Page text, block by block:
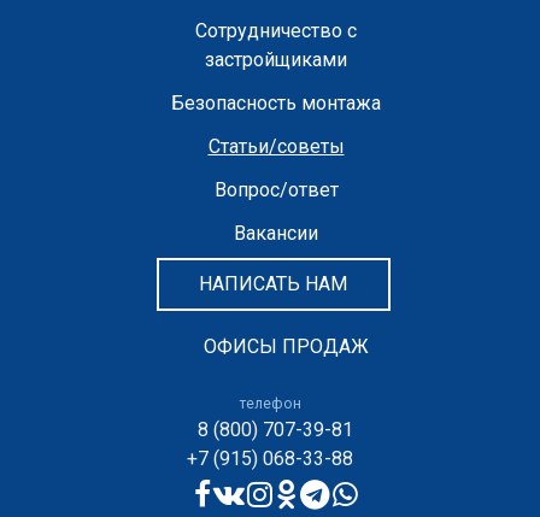
Сотрудничество с
застройщиками
Безопасность монтажа
Статьи/советы
Вопрос/ответ
Вакансии
НАПИСАТЬ НАМ
ОФИСЫ ПРОДАЖ
телефон
8 (800) 707-39-81
+7 (915) 068-33-88